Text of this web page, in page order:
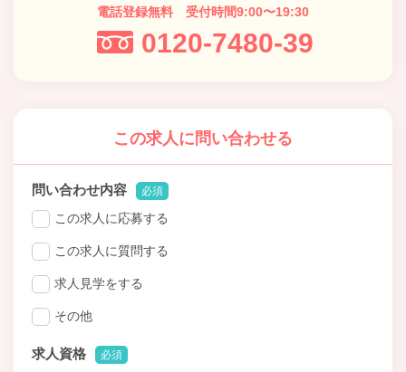
電話登録無料 受付時間9:00〜19:30
0120-7480-39
この求人に問い合わせる
問い合わせ内容 必須
この求人に応募する
この求人に質問する
求人見学をする
その他
求人資格 必須